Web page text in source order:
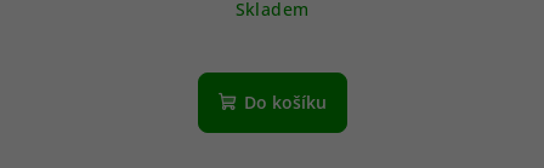
Skladem
Do košíku